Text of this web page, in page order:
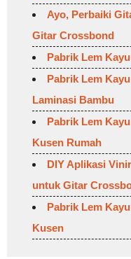
Ayo, Perbaiki
Gitar Crossbond
Pabrik Lem
Pabrik Lem
Laminasi Bambu
Pabrik Lem
Kusen Rumah
DIY Aplikasi
untuk Gitar
Pabrik Lem
Kusen